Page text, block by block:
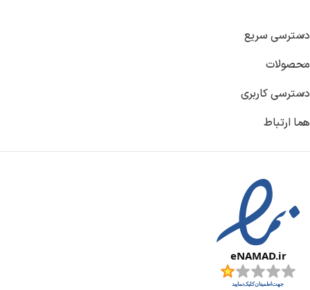
دسترسی سریع
محصولات
دسترسی کاربری
هما ارتباط